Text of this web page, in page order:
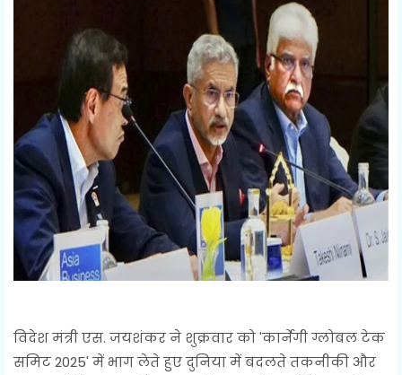
विदेश मंत्री एस. जयशंकर ने शुक्रवार को 'कार्नेगी ग्लोबल टेक
समिट 2025' में भाग लेते हुए दुनिया में बदलते तकनीकी और